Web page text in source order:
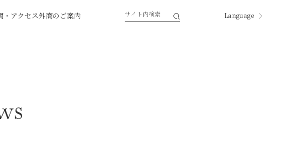
・アクセス外商のご案内 Language